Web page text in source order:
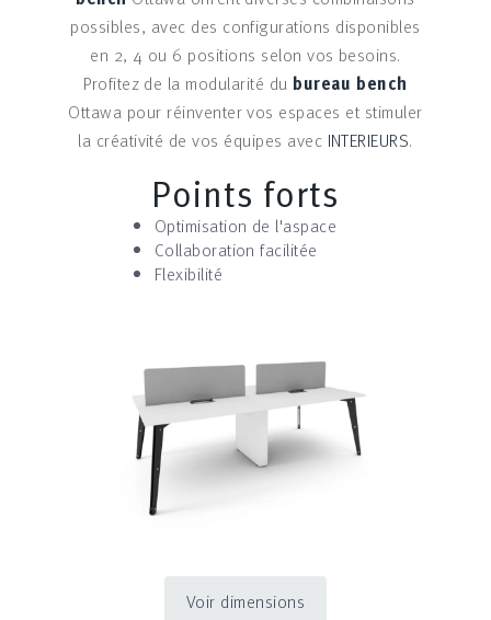
possibles, avec des configurations disponibles
en 2, 4 ou 6 positions selon vos besoins.
Profitez de la modularité dubureau bench
Ottawa pour réinventer vos espaces et stimuler
la créativité de vos équipes avec INTERIEURS.
Points forts
Optimisation de l'aspace
Collaboration facilitée
Flexibilité
Voir dimensions